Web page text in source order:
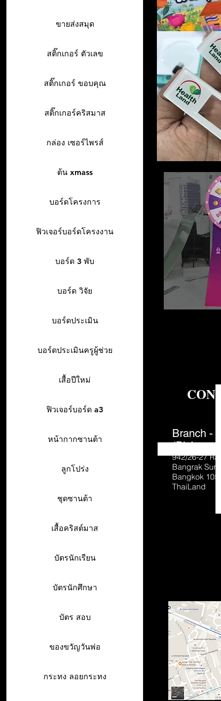
ขายส่งสมุด
สติ๊กเกอร์ ตัวเลข
สติ๊กเกอร์ ขอบคุณ
สติ๊กเกอร์คริสมาส
กล่อง เซอร์ไพรส์
ต้น xmass
บอร์ดโครงการ
ฟิวเจอร์บอร์ดโครงงาน
บอร์ด 3 พับ
บอร์ด วิจัย
บอร์ดประเมิน
บอร์ดประเมินครูผู้ช่วย
เสื้อปีใหม่
ฟิวเจอร์บอร์ด a3
หน้ากากซานต้า
ลูกโปร่ง
ชุดซานต้า
เสื้อคริสต์มาส
บัตรนักเรียน
บัตรนักศึกษา
บัตร สอบ
ของขวัญวันพ่อ
กระทง ลอยกระทง
Branch -
(Pick-up
942/26-27
Bangrak
Bangkok
ThaiLand